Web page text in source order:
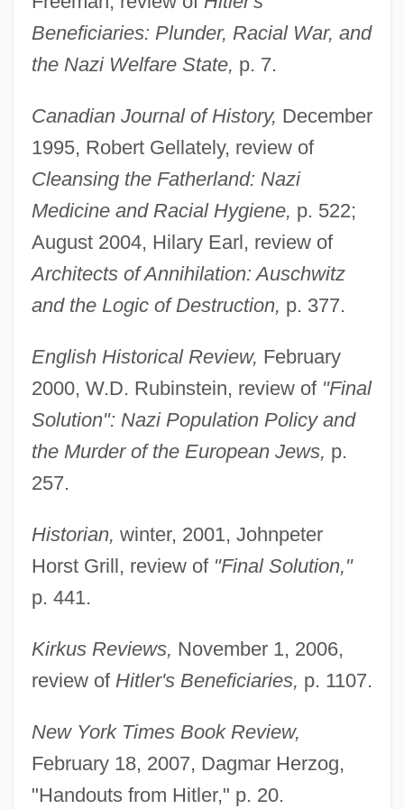
Beneficiaries: Plunder, Racial War, and
the Nazi Welfare State, p. 7.
Canadian Journal of History, December
1995, Robert Gellately, review of
Cleansing the Fatherland: Nazi
Medicine and Racial Hygiene, p. 522;
August 2004, Hilary Earl, review of
Architects of Annihilation: Auschwitz
and the Logic of Destruction, p. 377.
English Historical Review, February
2000, W.D. Rubinstein, review of "Final
Solution": Nazi Population Policy and
the Murder of the European Jews, p.
257.
Historian, winter, 2001, Johnpeter
Horst Grill, review of "Final Solution,"
p. 441.
Kirkus Reviews, November 1, 2006,
review of Hitler's Beneficiaries, p. 1107.
New York Times Book Review,
February 18, 2007, Dagmar Herzog,
"Handouts from Hitler," p. 20.
Aly &amp; AJ
Alwyn, Kenneth (in Full, Kenneth Alwyn
ALWR
Alworth, Lance Dwight
Alwin, Karl (Real Name, Alwin Oskar